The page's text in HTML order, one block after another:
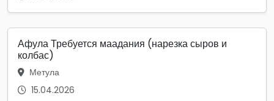
Афула Требуется маадания (нарезка сыров и
колбас)
Метула
15.04.2026